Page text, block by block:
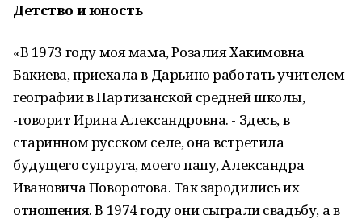
Детство и юность
«В 1973 году моя мама, Розалия Хакимовна
Бакиева, приехала в Дарьино работать учителем
географии в Партизанской средней школы,
-говорит Ирина Александровна. - Здесь, в
старинном русском селе, она встретила
будущего супруга, моего папу, Александра
Ивановича Поворотова. Так зародились их
отношения. В 1974 году они сыграли свадьбу, а в